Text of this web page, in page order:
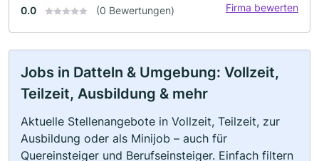
0.0 (0 Bewertungen) Firma bewerten
Jobs in Datteln & Umgebung: Vollzeit,
Teilzeit, Ausbildung & mehr
Aktuelle Stellenangebote in Vollzeit, Teilzeit, zur
Ausbildung oder als Minijob – auch für
Quereinsteiger und Berufseinsteiger. Einfach filtern